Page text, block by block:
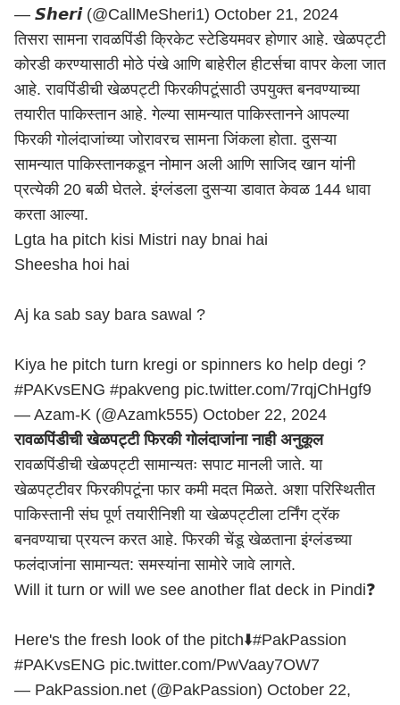
— 𝙎𝙝𝙚𝙧𝙞 (@CallMeSheri1) October 21, 2024
तिसरा सामना रावळपिंडी क्रिकेट स्टेडियमवर होणार आहे. खेळपट्टी
कोरडी करण्यासाठी मोठे पंखे आणि बाहेरील हीटर्सचा वापर केला जात
आहे. रावपिंडीची खेळपट्टी फिरकीपटूंसाठी उपयुक्त बनवण्याच्या
तयारीत पाकिस्तान आहे. गेल्या सामन्यात पाकिस्तानने आपल्या
फिरकी गोलंदाजांच्या जोरावरच सामना जिंकला होता. दुसऱ्या
सामन्यात पाकिस्तानकडून नोमान अली आणि साजिद खान यांनी
प्रत्येकी 20 बळी घेतले. इंग्लंडला दुसऱ्या डावात केवळ 144 धावा
करता आल्या.
Lgta ha pitch kisi Mistri nay bnai hai
Sheesha hoi hai
Aj ka sab say bara sawal ?
Kiya he pitch turn kregi or spinners ko help degi ?
#PAKvsENG #pakveng pic.twitter.com/7rqjChHgf9
— Azam-K (@Azamk555) October 22, 2024
रावळपिंडीची खेळपट्टी फिरकी गोलंदाजांना नाही अनुकूल
रावळपिंडीची खेळपट्टी सामान्यतः सपाट मानली जाते. या
खेळपट्टीवर फिरकीपटूंना फार कमी मदत मिळते. अशा परिस्थितीत
पाकिस्तानी संघ पूर्ण तयारीनिशी या खेळपट्टीला टर्निंग ट्रॅक
बनवण्याचा प्रयत्न करत आहे. फिरकी चेंडू खेळताना इंग्लंडच्या
फलंदाजांना सामान्यत: समस्यांना सामोरे जावे लागते.
Will it turn or will we see another flat deck in Pindi❓️
Here's the fresh look of the pitch⬇️#PakPassion
#PAKvsENG pic.twitter.com/PwVaay7OW7
— PakPassion.net (@PakPassion) October 22,